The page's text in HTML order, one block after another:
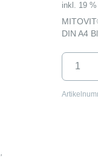
inkl. 19
DIN A4
MITOVIT®
Menge